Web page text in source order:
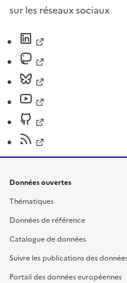
sur les réseaux sociaux
Données ouvertes
Thématiques
Données de référence
Catalogue de données
Suivre les publications des
Portail des données européennes